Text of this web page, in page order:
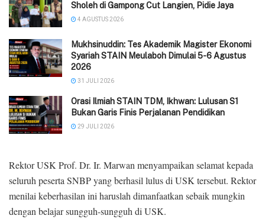
Sholeh di Gampong Cut Langien, Pidie Jaya
4 AGUSTUS 2026
Mukhsinuddin: Tes Akademik Magister Ekonomi
Syariah STAIN Meulaboh Dimulai 5-6 Agustus
2026
31 JULI 2026
Orasi Ilmiah STAIN TDM, Ikhwan: Lulusan S1
Bukan Garis Finis Perjalanan Pendidikan
29 JULI 2026
Rektor USK Prof. Dr. Ir. Marwan menyampaikan selamat kepada
seluruh peserta SNBP yang berhasil lulus di USK tersebut. Rektor
menilai keberhasilan ini haruslah dimanfaatkan sebaik mungkin
dengan belajar sungguh-sungguh di USK.